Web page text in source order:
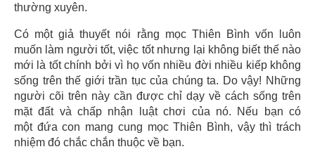
thường xuyên.
Có một giả thuyết nói rằng mọc Thiên Bình vốn luôn
muốn làm người tốt, việc tốt nhưng lại không biết thế nào
mới là tốt chính bởi vì họ vốn nhiều đời nhiều kiếp không
sống trên thế giới trần tục của chúng ta. Do vậy! Những
người cõi trên này cần được chỉ dạy về cách sống trên
mặt đất và chấp nhận luật chơi của nó. Nếu bạn có
một đứa con mang cung mọc Thiên Bình, vậy thì trách
nhiệm đó chắc chắn thuộc về bạn.